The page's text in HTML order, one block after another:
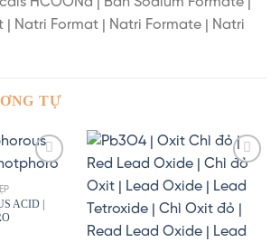
| Natri Format | Natri Formate | Natri
TỰ
ACID |